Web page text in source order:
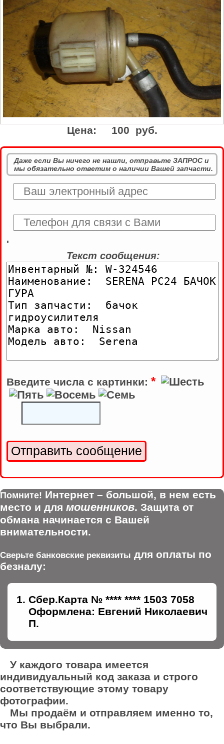
Цена: 100 руб.
Даже если Вы ничего не нашли, отправьте ЗАПРОС и
мы обязательно ответим о наличии Вашей запчасти.
'
Текст сообщения:
Введите числа с картинки: *
Помните! Интернет – большой, в нем есть
место и для мошенников. Защита от
обмана начинается с Вашей
внимательности.
Сверьте банковские реквизиты для оплаты по
безналу:
Сбер.Карта № **** **** 1503 7058
Оформлена: Евгений Николаевич
П.
У каждого товара имеется
индивидуальный код заказа и строго
соответствующие этому товару
фотографии.
Мы продаём и отправляем именно то,
что Вы выбрали.